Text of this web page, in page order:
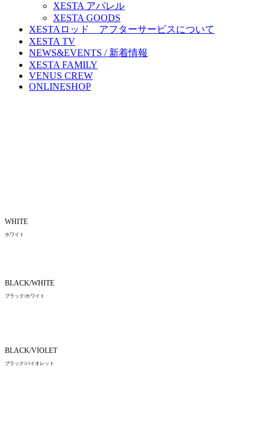
XESTA アパレル
XESTA GOODS
XESTAロッド アフターサービスについて
XESTA TV
NEWS&EVENTS / 新着情報
XESTA FAMILY
VENUS CREW
ONLINESHOP
WHITE
ホワイト
BLACK/WHITE
ブラック/ホワイト
BLACK/VIOLET
ブラック/バイオレット